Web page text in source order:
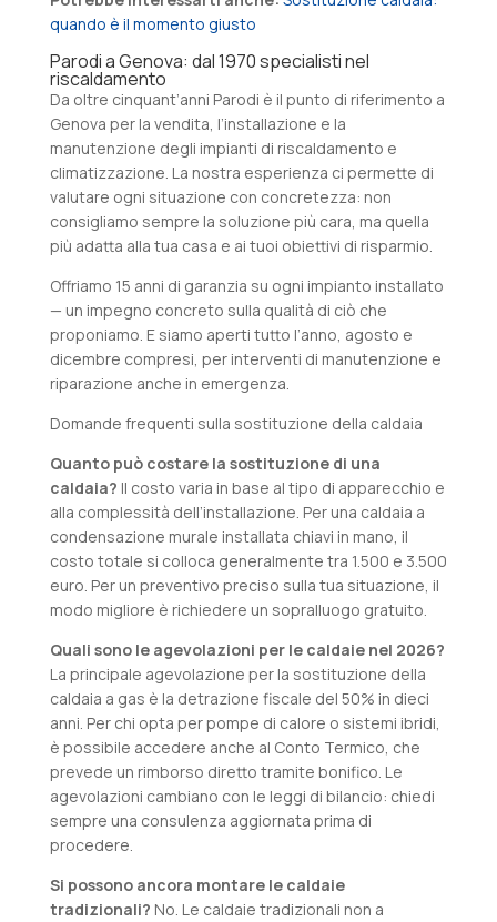
quando è il momento giusto
Parodi a Genova: dal 1970 specialisti nel
riscaldamento
Da oltre cinquant’anni Parodi è il punto di riferimento a
Genova per la vendita, l’installazione e la
manutenzione degli impianti di riscaldamento e
climatizzazione. La nostra esperienza ci permette di
valutare ogni situazione con concretezza: non
consigliamo sempre la soluzione più cara, ma quella
più adatta alla tua casa e ai tuoi obiettivi di risparmio.
Offriamo 15 anni di garanzia su ogni impianto installato
— un impegno concreto sulla qualità di ciò che
proponiamo. E siamo aperti tutto l’anno, agosto e
dicembre compresi, per interventi di manutenzione e
riparazione anche in emergenza.
Domande frequenti sulla sostituzione della caldaia
Quanto può costare la sostituzione di una
caldaia? Il costo varia in base al tipo di apparecchio e
alla complessità dell’installazione. Per una caldaia a
condensazione murale installata chiavi in mano, il
costo totale si colloca generalmente tra 1.500 e 3.500
euro. Per un preventivo preciso sulla tua situazione, il
modo migliore è richiedere un sopralluogo gratuito.
Quali sono le agevolazioni per le caldaie nel 2026?
La principale agevolazione per la sostituzione della
caldaia a gas è la detrazione fiscale del 50% in dieci
anni. Per chi opta per pompe di calore o sistemi ibridi,
è possibile accedere anche al Conto Termico, che
prevede un rimborso diretto tramite bonifico. Le
agevolazioni cambiano con le leggi di bilancio: chiedi
sempre una consulenza aggiornata prima di
procedere.
Si possono ancora montare le caldaie
tradizionali? No. Le caldaie tradizionali non a